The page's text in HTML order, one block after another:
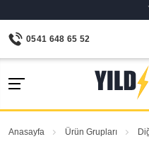
0541 648 65 52
Anasayfa Ürün Grupları